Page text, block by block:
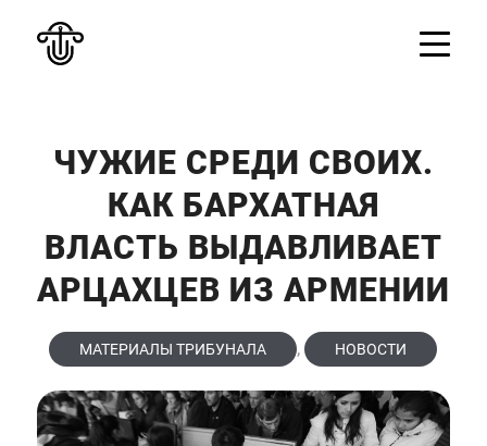
ЧУЖИЕ СРЕДИ СВОИХ.
КАК БАРХАТНАЯ
ВЛАСТЬ ВЫДАВЛИВАЕТ
АРЦАХЦЕВ ИЗ АРМЕНИИ
МАТЕРИАЛЫ ТРИБУНАЛА , НОВОСТИ